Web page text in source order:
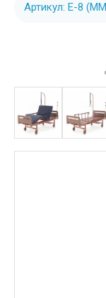
Артикул: Е-8